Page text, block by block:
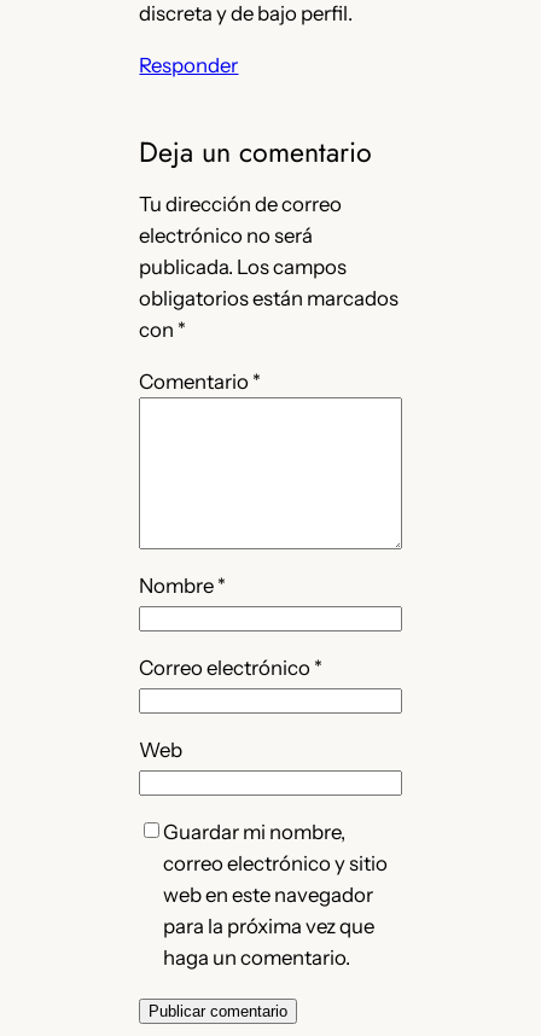
discreta y de bajo perfil.
Responder
Deja un comentario
Tu dirección de correo
electrónico no será
publicada. Los campos
obligatorios están marcados
con *
Comentario *
Nombre *
Correo electrónico *
Web
Guardar mi nombre,
correo electrónico y sitio
web en este navegador
para la próxima vez que
haga un comentario.